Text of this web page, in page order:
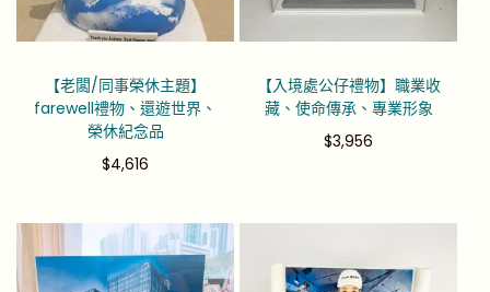
【老闆/同事榮休主題】
farewell禮物、還遊世界、
榮休紀念品
$4,616
【入境處公仔禮物】職業收
藏、使命傳承、專業形象
$3,956